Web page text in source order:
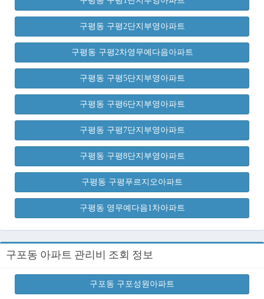
구평동 구평2단지부영아파트
구평동 구평2차영무예다음아파트
구평동 구평5단지부영아파트
구평동 구평6단지부영아파트
구평동 구평7단지부영아파트
구평동 구평8단지부영아파트
구평동 구평푸르지오아파트
구평동 영무예다음1차아파트
구포동 아파트 관리비 조회 정보
구포동 구포성원아파트